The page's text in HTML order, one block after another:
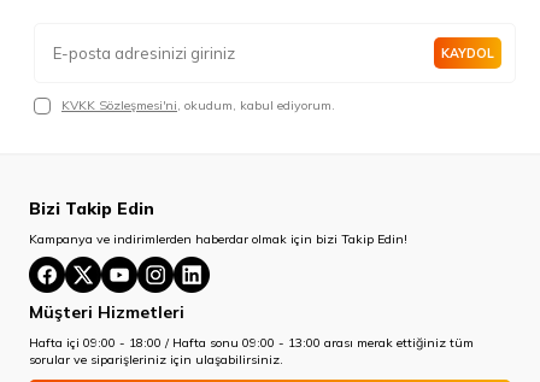
KAYDOL
KVKK Sözleşmesi'ni , okudum, kabul ediyorum.
Bizi Takip Edin
Kampanya ve indirimlerden haberdar olmak için bizi Takip Edin!
Müşteri Hizmetleri
Hafta içi 09:00 - 18:00 / Hafta sonu 09:00 - 13:00 arası merak ettiğiniz tüm
sorular ve siparişleriniz için ulaşabilirsiniz.